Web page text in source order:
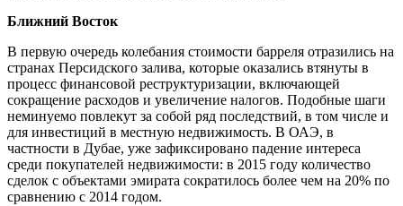
Ближний Восток
В первую очередь колебания стоимости барреля отразились на
странах Персидского залива, которые оказались втянуты в
процесс финансовой реструктуризации, включающей
сокращение расходов и увеличение налогов. Подобные шаги
неминуемо повлекут за собой ряд последствий, в том числе и
для инвестиций в местную недвижимость. В ОАЭ, в
частности в Дубае, уже зафиксировано падение интереса
среди покупателей недвижимости: в 2015 году количество
сделок с объектами эмирата сократилось более чем на 20% по
сравнению с 2014 годом.